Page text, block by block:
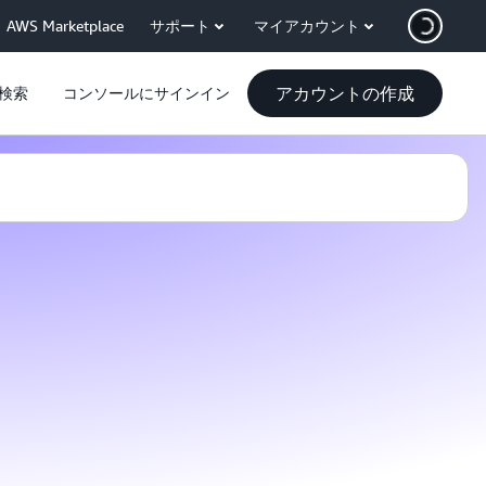
AWS Marketplace サポート マイアカウント
索 コンソールにサインイン アカウントの作成